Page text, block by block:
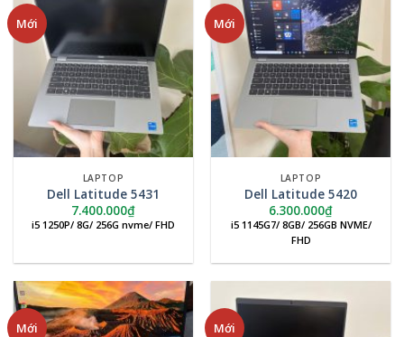
Mới
LAPTOP
Dell Latitude 5431
7.400.000₫
i5 1250P/ 8G/ 256G nvme/ FHD
Mới
LAPTOP
Dell Latitude 5420
6.300.000₫
i5 1145G7/ 8GB/ 256GB NVME/
FHD
Mới Mới